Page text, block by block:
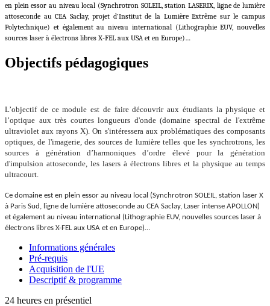
en plein essor au niveau local (Synchrotron SOLEIL, station LASERIX, ligne de lumière
attoseconde au CEA Saclay, projet d’Institut de la Lumière Extrême sur le campus
Polytechnique) et également au niveau international (Lithographie EUV, nouvelles
sources laser à électrons libres X-FEL aux USA et en Europe)…
Objectifs pédagogiques
L’objectif de ce module est de faire découvrir aux étudiants la physique et
l’optique aux très courtes longueurs d'onde (domaine spectral de l'extrême
ultraviolet aux rayons X). On s'intéressera aux problématiques des composants
optiques, de l'imagerie, des sources de lumière telles que les synchrotrons, les
sources à génération d’harmoniques d’ordre élevé pour la génération
d'impulsion attoseconde, les lasers à électrons libres et la physique au temps
ultracourt.
Ce domaine est en plein essor au niveau local (Synchrotron SOLEIL, station laser X
à Paris Sud, ligne de lumière attoseconde au CEA Saclay, Laser intense APOLLON)
et également au niveau international (Lithographie EUV, nouvelles sources laser à
électrons libres X-FEL aux USA et en Europe)…
Informations générales
Pré-requis
Acquisition de l'UE
Descriptif & programme
24 heures en présentiel